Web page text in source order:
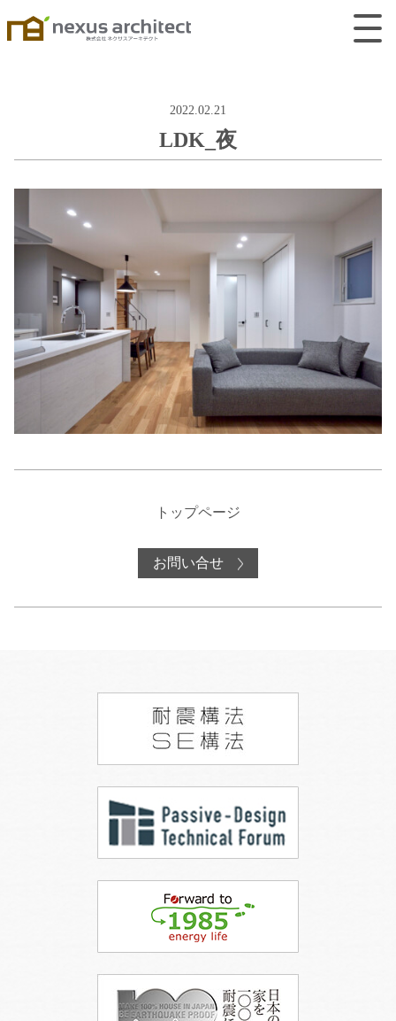
2022.02.21
LDK_夜
トップページ
お問い合せ